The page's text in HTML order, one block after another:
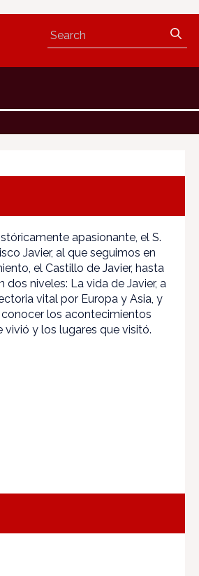
apasionante, el S.
Javier, al que seguimos en
el Castillo de Javier, hasta
niveles: La vida de Javier, a
vital por Europa y Asia, y
los acontecimientos
y los lugares que visitó.